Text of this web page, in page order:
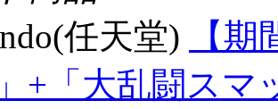
任天堂)
【
+「大乱闘スマ